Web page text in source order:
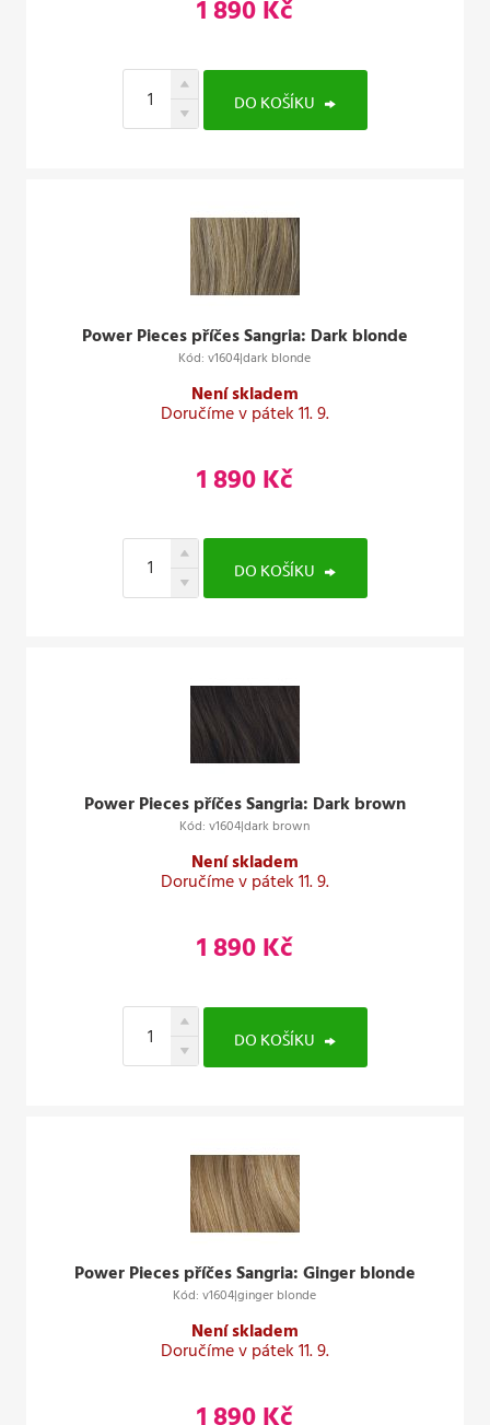
1 890 Kč
DO KOŠÍKU
Power Pieces příčes Sangria: Dark blonde
Kód: v1604|dark blonde
Není skladem
Doručíme v pátek 11. 9.
1 890 Kč
DO KOŠÍKU
Power Pieces příčes Sangria: Dark brown
Kód: v1604|dark brown
Není skladem
Doručíme v pátek 11. 9.
1 890 Kč
DO KOŠÍKU
Power Pieces příčes Sangria: Ginger blonde
Kód: v1604|ginger blonde
Není skladem
Doručíme v pátek 11. 9.